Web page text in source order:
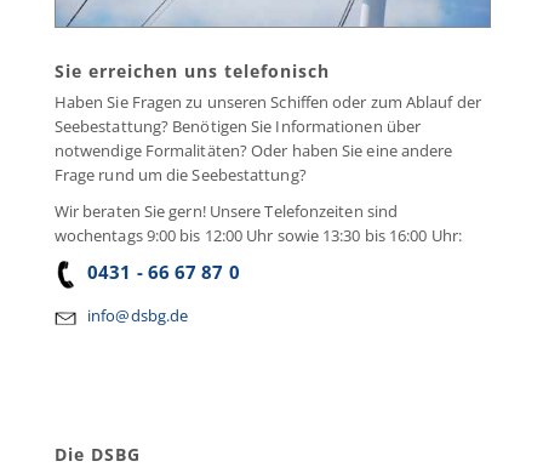
Sie erreichen uns telefonisch
Haben Sie Fragen zu unseren Schiffen oder zum Ablauf der
Seebestattung? Benötigen Sie Informationen über
notwendige Formalitäten? Oder haben Sie eine andere
Frage rund um die Seebestattung?
Wir beraten Sie gern! Unsere Telefonzeiten sind
wochentags 9:00 bis 12:00 Uhr sowie 13:30 bis 16:00 Uhr:
0431 - 66 67 87 0
info@dsbg.de
Die DSBG